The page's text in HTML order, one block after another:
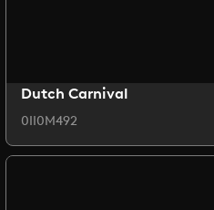
Dutch Carnival
0II0M492